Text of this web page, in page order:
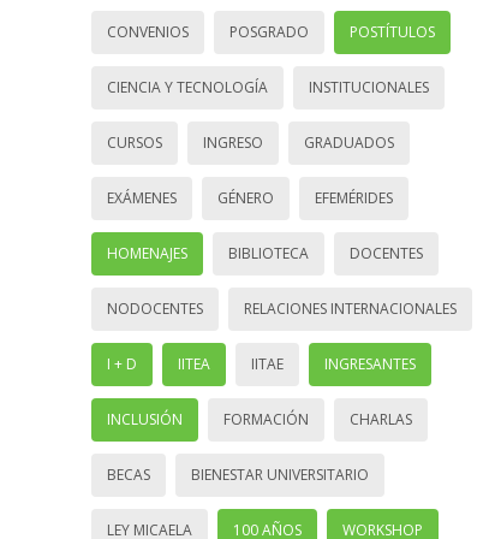
CONVENIOS POSGRADO POSTÍTULOS
CIENCIA Y TECNOLOGÍA INSTITUCIONALES
CURSOS INGRESO GRADUADOS
EXÁMENES GÉNERO EFEMÉRIDES
HOMENAJES BIBLIOTECA DOCENTES
NODOCENTES RELACIONES INTERNACIONALES
I + D IITEA IITAE INGRESANTES
INCLUSIÓN FORMACIÓN CHARLAS
BECAS BIENESTAR UNIVERSITARIO
LEY MICAELA 100 AÑOS WORKSHOP